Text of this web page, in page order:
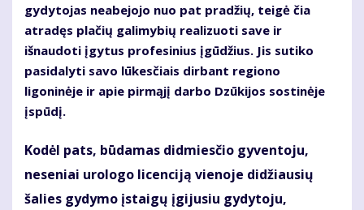
gydytojas neabejojo nuo pat pradžių, teigė čia
atradęs plačių galimybių realizuoti save ir
išnaudoti įgytus profesinius įgūdžius. Jis sutiko
pasidalyti savo lūkesčiais dirbant regiono
ligoninėje ir apie pirmąjį darbo Dzūkijos sostinėje
įspūdį.
Kodėl pats, būdamas didmiesčio gyventoju,
neseniai urologo licenciją vienoje didžiausių
šalies gydymo įstaigų įgijusiu gydytoju,